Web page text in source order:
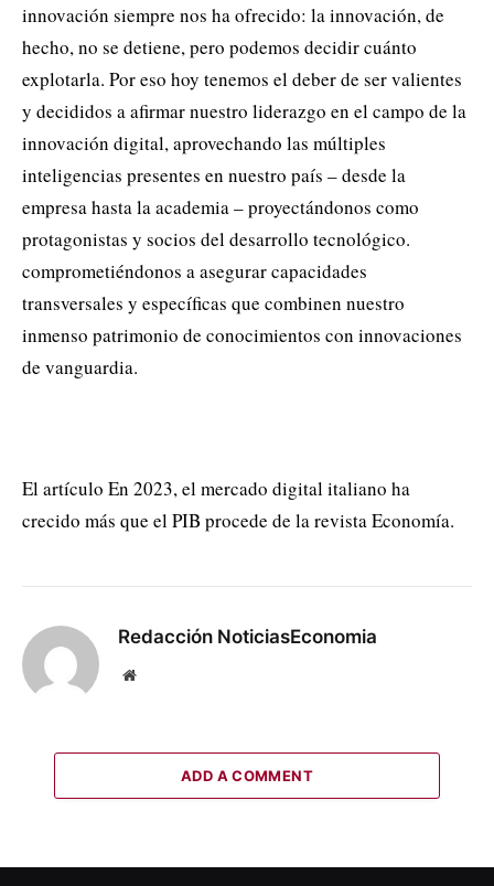
innovación siempre nos ha ofrecido: la innovación, de
hecho, no se detiene, pero podemos decidir cuánto
explotarla. Por eso hoy tenemos el deber de ser valientes
y decididos a afirmar nuestro liderazgo en el campo de la
innovación digital, aprovechando las múltiples
inteligencias presentes en nuestro país – desde la
empresa hasta la academia – proyectándonos como
protagonistas y socios del desarrollo tecnológico.
comprometiéndonos a asegurar capacidades
transversales y específicas que combinen nuestro
inmenso patrimonio de conocimientos con innovaciones
de vanguardia.
El artículo En 2023, el mercado digital italiano ha
crecido más que el PIB procede de la revista Economía.
Redacción NoticiasEconomia
Website
ADD A COMMENT